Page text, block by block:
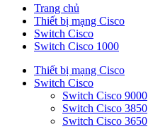
Trang chủ
Thiết bị mạng Cisco
Switch Cisco
Switch Cisco 1000
Thiết bị mạng Cisco
Switch Cisco
Switch Cisco 9000
Switch Cisco 3850
Switch Cisco 3650